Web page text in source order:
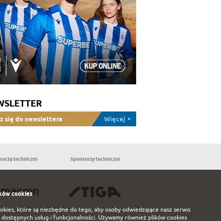
się do newslettera Więcej
techniczni Sponsorzy techniczni
cookies
które są niezbędne do tego, aby osoby odwiedzające nasz serwis
dostępnych usług i funkcjonalności. Używamy również plików cookies